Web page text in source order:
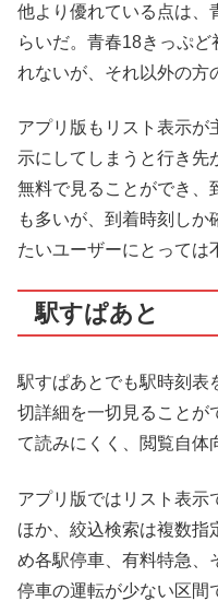
他より優れている点は、
らいだ。青春18きっぷ
れないが、それ以外の方
アプリ版もリスト表示が
示にしてしまうと行き先
無料で見ることができ、
も多いが、到着時刻しか
たいユーザーにとっては
駅すぱあと
駅すぱあとでも駅時刻表
切詳細を一切見ることが
て読みにくく、閲覧自体
アプリ版ではリスト表示
ほか、絞込検索は複数指
め各駅停車、有料特急、
停車の運転が少ない区間